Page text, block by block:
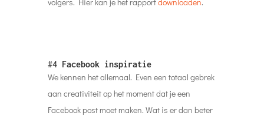
#4 Facebook inspiratie
We kennen het allemaal. Even een totaal gebrek
aan creativiteit op het moment dat je een
Facebook post moet maken. Wat is er dan beter